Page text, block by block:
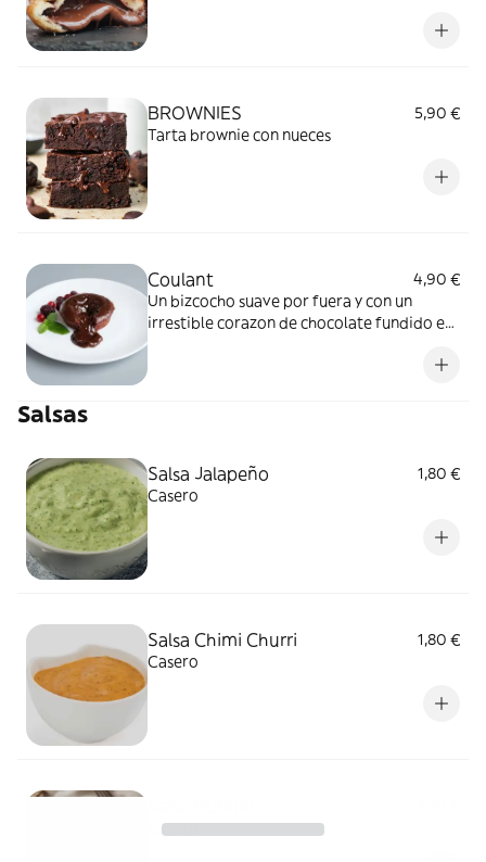
BROWNIES
5,90 €
Tarta brownie con nueces
Coulant
4,90 €
Un bizcocho suave por fuera y con un
irrestible corazon de chocolate fundido en
explosion de sabor intenso a cacao, ideal
Salsas
Salsa Jalapeño
1,80 €
Casero
Salsa Chimi Churri
1,80 €
Casero
Casero